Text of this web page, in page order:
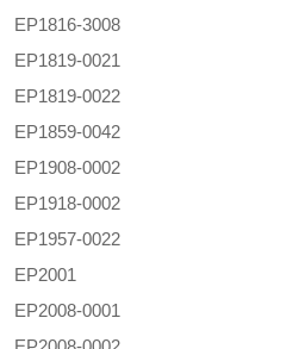
EP1816-3008
EP1819-0021
EP1819-0022
EP1859-0042
EP1908-0002
EP1918-0002
EP1957-0022
EP2001
EP2008-0001